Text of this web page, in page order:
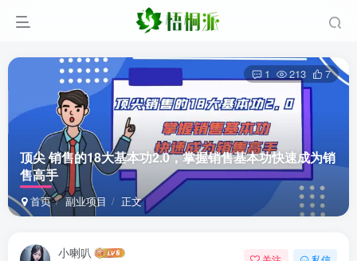
顶尖 销售的18大基本功2.0，掌握销售基本功快速成为销
售高手
首页 副业项目 正文
1 213 7
小喇叭